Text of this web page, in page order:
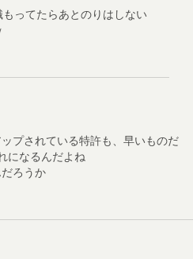
ってたらあとのりはしない
プされている特許も、早いものだ
になるんだよね
ろうか